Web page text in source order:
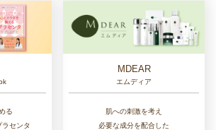
る
ラセンタ
MDEAR
エムディア
肌への刺激を考え
必要な成分を配合した